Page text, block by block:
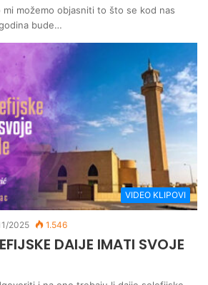
mi možemo objasniti to što se kod nas
bude…
VIDEO KLIPOVI
2025 1.546
DAIJE IMATI SVOJE